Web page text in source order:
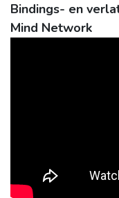
Bindings- en
Mind Network